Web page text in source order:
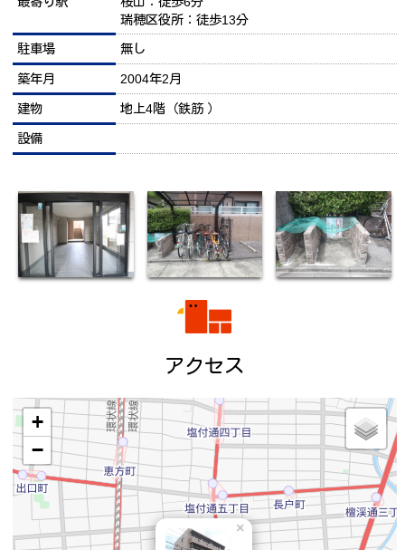
瑞穂区役所：徒歩13分
駐車場
無し
築年月 2004年2月
建物 地上4階（鉄筋 ）
設備
アクセス
×
+
−